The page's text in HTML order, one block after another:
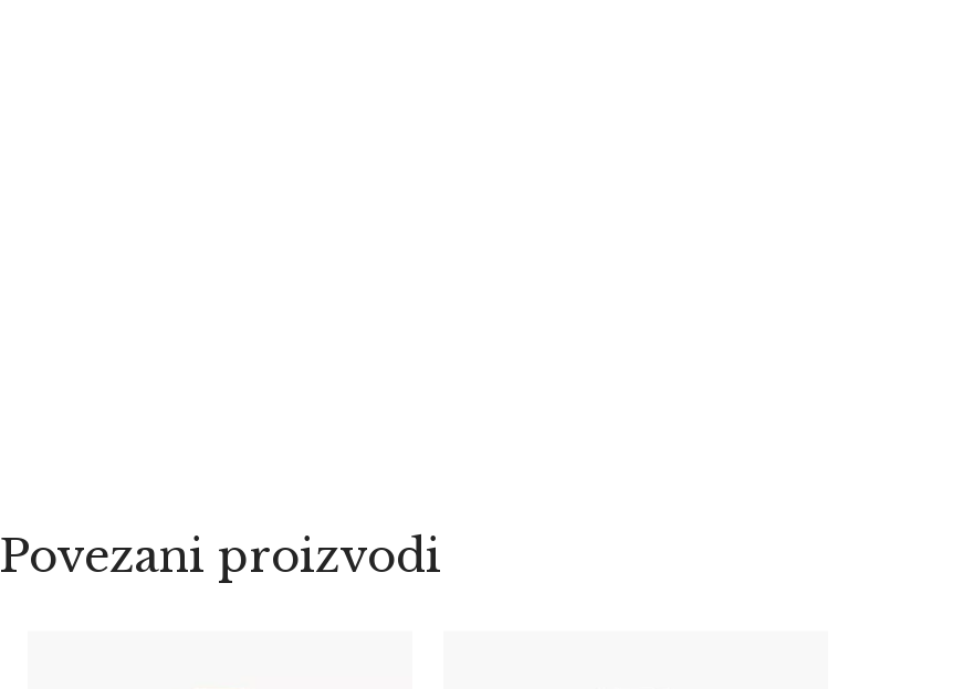
Povezani proizvodi